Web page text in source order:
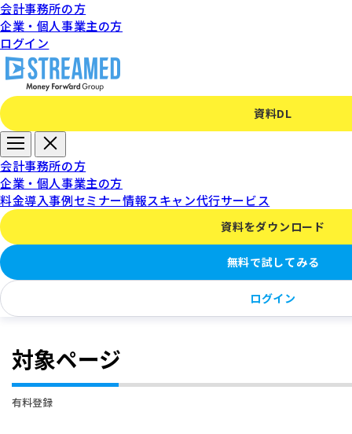
会計事務所の方
企業・個人事業主の方
ログイン
資料DL
会計事務所の方
企業・個人事業主の方
料金導入事例セミナー情報スキャン代行サービス
資料をダウンロード
無料で試してみる
ログイン
有料登録の方法
このページでは、STREAMEDを有料登録して利用する方法についてご説
対象ページ
有料登録